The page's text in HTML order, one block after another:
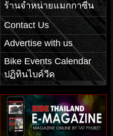
ร้านจำหน่ายแมกกาซีน
Contact Us
Advertise with us
Bike Events Calendar
ปฏิทินไบค์วีค